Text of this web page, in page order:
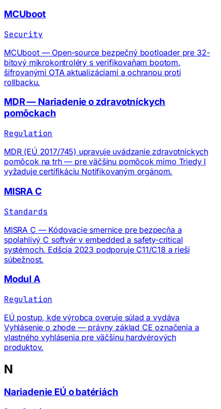
MCUboot
Security
MCUboot — Open-source bezpečný bootloader pre 32-
bitový mikrokontroléry s verifikovaňam bootom,
šifrovanými OTA aktualizáciami a ochranou proti
rollbacku.
MDR — Nariadenie o zdravotníckych
pomôckach
Regulation
MDR (EÚ 2017/745) upravuje uvádzanie zdravotníckych
pomôcok na trh — pre väčšinu pomôcok mimo Triedy I
vyžaduje certifikáciu Notifikovaným orgánom.
MISRA C
Standards
MISRA C — Kódovacie smernice pre bezpecňa a
spolahlivý C softvér v embedded a safety-critical
systémoch. Edšcia 2023 podporuje C11/C18 a rieši
súbežnost.
Modul A
Regulation
EÚ postup, kde výrobca overuje súlad a vydáva
Vyhlásenie o zhode — právny základ CE označenia a
vlastného vyhlásenia pre väčšinu hardvérových
produktov.
N
Nariadenie EÚ o batériách